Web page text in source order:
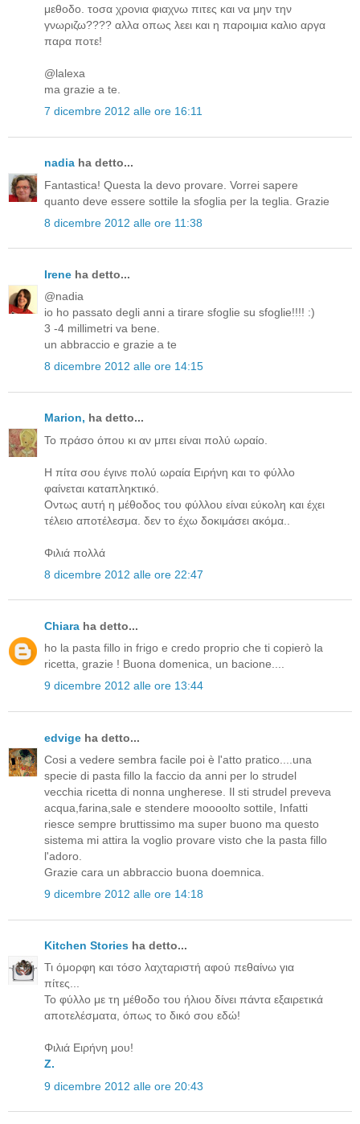
μεθοδο. τοσα χρονια φιαχνω πιτες και να μην την
γνωριζω???? αλλα οπως λεει και η παροιμια καλιο αργα
παρα ποτε!
@lalexa
ma grazie a te.
7 dicembre 2012 alle ore 16:11
nadia ha detto...
Fantastica! Questa la devo provare. Vorrei sapere
quanto deve essere sottile la sfoglia per la teglia. Grazie
8 dicembre 2012 alle ore 11:38
Irene ha detto...
@nadia
io ho passato degli anni a tirare sfoglie su sfoglie!!!! :)
3 -4 millimetri va bene.
un abbraccio e grazie a te
8 dicembre 2012 alle ore 14:15
Μarion, ha detto...
To πράσο όπου κι αν μπει είναι πολύ ωραίο.
Η πίτα σου έγινε πολύ ωραία Ειρήνη και το φύλλο
φαίνεται καταπληκτικό.
Οντως αυτή η μέθοδος του φύλλου είναι εύκολη και έχει
τέλειο αποτέλεσμα. δεν το έχω δοκιμάσει ακόμα..
Φιλιά πολλά
8 dicembre 2012 alle ore 22:47
Chiara ha detto...
ho la pasta fillo in frigo e credo proprio che ti copierò la
ricetta, grazie ! Buona domenica, un bacione....
9 dicembre 2012 alle ore 13:44
edvige ha detto...
Cosi a vedere sembra facile poi è l'atto pratico....una
specie di pasta fillo la faccio da anni per lo strudel
vecchia ricetta di nonna ungherese. Il sti strudel preveva
acqua,farina,sale e stendere moooolto sottile, Infatti
riesce sempre bruttissimo ma super buono ma questo
sistema mi attira la voglio provare visto che la pasta fillo
l'adoro.
Grazie cara un abbraccio buona doemnica.
9 dicembre 2012 alle ore 14:18
Kitchen Stories ha detto...
Τι όμορφη και τόσο λαχταριστή αφού πεθαίνω για
πίτες...
Το φύλλο με τη μέθοδο του ήλιου δίνει πάντα εξαιρετικά
αποτελέσματα, όπως το δικό σου εδώ!
Φιλιά Ειρήνη μου!
Z.
9 dicembre 2012 alle ore 20:43